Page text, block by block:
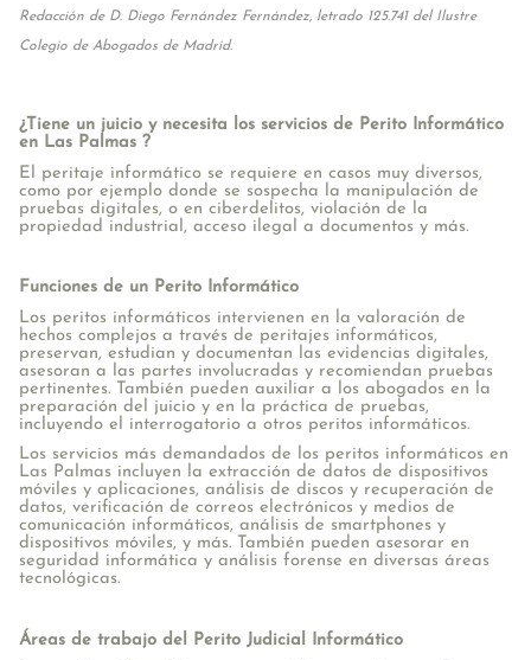
Redacción de D. Diego Fernández Fernández, letrado 125.741 del Ilustre
Colegio de Abogados de Madrid.
¿Tiene un juicio y necesita los servicios de Perito Informático
en Las Palmas ?
El peritaje informático se requiere en casos muy diversos,
como por ejemplo donde se sospecha la manipulación de
pruebas digitales, o en ciberdelitos, violación de la
propiedad industrial, acceso ilegal a documentos y más.
Funciones de un Perito Informático
Los peritos informáticos intervienen en la valoración de
hechos complejos a través de peritajes informáticos,
preservan, estudian y documentan las evidencias digitales,
asesoran a las partes involucradas y recomiendan pruebas
pertinentes. También pueden auxiliar a los abogados en la
preparación del juicio y en la práctica de pruebas,
incluyendo el interrogatorio a otros peritos informáticos.
Los servicios más demandados de los peritos informáticos en
Las Palmas incluyen la extracción de datos de dispositivos
móviles y aplicaciones, análisis de discos y recuperación de
datos, verificación de correos electrónicos y medios de
comunicación informáticos, análisis de smartphones y
dispositivos móviles, y más. También pueden asesorar en
seguridad informática y análisis forense en diversas áreas
tecnológicas.
Áreas de trabajo del Perito Judicial Informático